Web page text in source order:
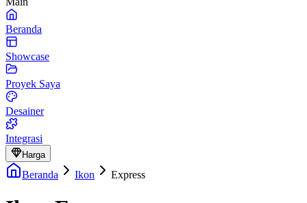
Beranda
Showcase
Proyek Saya
Desainer
Integrasi
Harga
Beranda Ikon Express